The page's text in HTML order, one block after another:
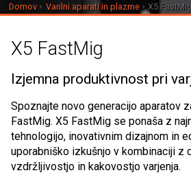
Domov Varilni aparati in plazme X5
X5 FastMig
Izjemna produktivnost pri
Spoznajte novo generacijo aparatov
FastMig. X5 FastMig se ponaša z
tehnologijo, inovativnim dizajnom in
uporabniško izkušnjo v kombinaciji z
vzdržljivostjo in kakovostjo varjenja.